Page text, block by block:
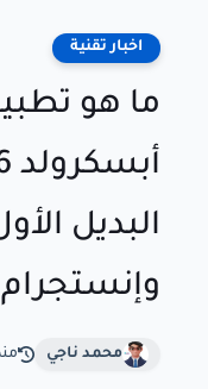
اخبار تقنية
البديل
محمد ناجي